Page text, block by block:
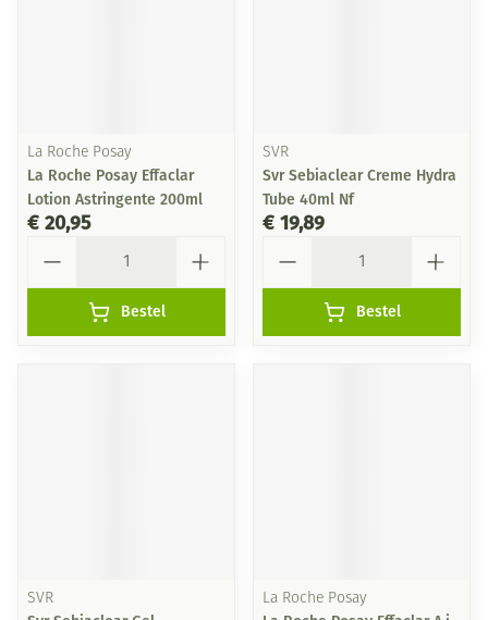
La Roche Posay
La Roche Posay Effaclar
Lotion Astringente 200ml
€ 20,95
Bestel
SVR
Svr Sebiaclear Creme Hydra
Tube 40ml Nf
€ 19,89
Bestel
SVR La Roche Posay